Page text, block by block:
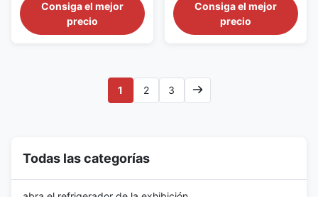
Sausages Main Features: ⇒
Fan cooling, bringing no frost to
the cooler and making it cool
environmentally friendly ⇒
Remote Copeland condensing
Consiga el mejor
precio
Expansion Valve For Smoked
Bacon High-Quality
Commercial Energy-Saving
Bacon Main Features: ⇒ Fan
cooling, bringing no frost to the
cooler ...
Consiga el mejor
precio
1 2 3
Todas las categorías